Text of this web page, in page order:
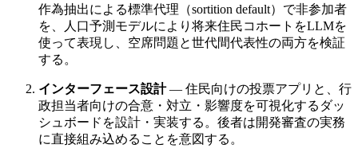
作為抽出による標準代理（sortition default）で非参加者
を、人口予測モデルにより将来住民コホートをLLMを
使って表現し、空席問題と世代間代表性の両方を検証
する。
インターフェース設計— 住民向けの投票アプリと、行
政担当者向けの合意・対立・影響度を可視化するダッ
シュボードを設計・実装する。後者は開発審査の実務
に直接組み込めることを意図する。